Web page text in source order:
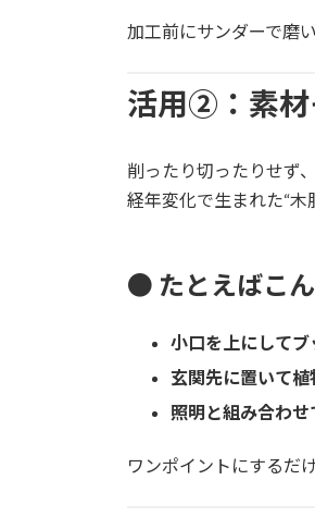
加工前にサンダーで磨
活用②：素材
削ったり切ったりせず
経年変化で生まれた“木
● たとえばこ
小口を上にしてブ
玄関先に置いて
照明と組み合わ
ワンポイントにするだ